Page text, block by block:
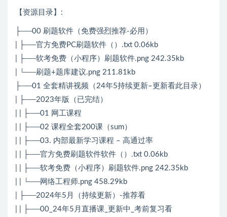
【资源目录】:
├──00 刷题软件（免费强烈推荐-必用）
| ├──官方免费PC刷题软件（）.txt 0.06kb
| ├──软考免费（小程序）刷题软件.png 242.35kb
| └──刷题+题库建议.png 211.81kb
├──01 全套精讲视频（24年5持续更新–更新看此目录）
| ├──2023年版（已完结）
| | ├──01 网工课程
| | ├──02 课程全套200课（sum）
| | ├──03. 内部最新学习课程 – 高通过率
| | ├──官方免费刷题软件软件（）.txt 0.06kb
| | ├──软考免费（小程序）刷题软件.png 242.35kb
| | └──网络工程师.png 458.29kb
| ├──2024年5月（持续更新）-推荐看
| | ├──00_24年5月直播课_更新中_考前复习看